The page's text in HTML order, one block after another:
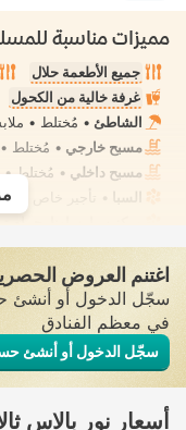
مميزات مناسبة
جميع الأطعمة حلال
غرفة خالية من الكحول
الشاطئ • مُختلط •
مسبح خارجي • مُختلط
مسبح داخلي • مُختلط •
السبا
• تأجير خاص •
مركز سبا، ساونا، حمام
شطّاف يدوي مثبت• في
اغتنم العروض
سجّل الدخول أو
في معظم الفنادق
سجّل الدخول أو أنشئ
أسعار نور بالاس